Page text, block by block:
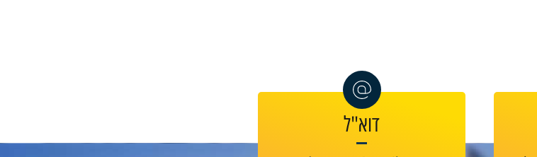
דוא"ל